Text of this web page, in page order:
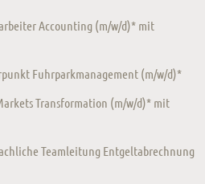
Accounting (m/w/d)* mit
Fuhrparkmanagement (m/w/d)*
Transformation (m/w/d)* mit
Teamleitung Entgeltabrechnung